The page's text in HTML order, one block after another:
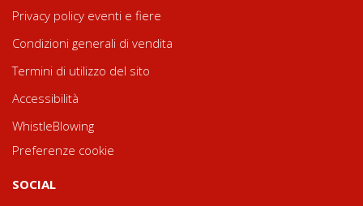
Privacy policy eventi e fiere
Condizioni generali di vendita
Termini di utilizzo del sito
Accessibilità
WhistleBlowing
Preferenze cookie
SOCIAL